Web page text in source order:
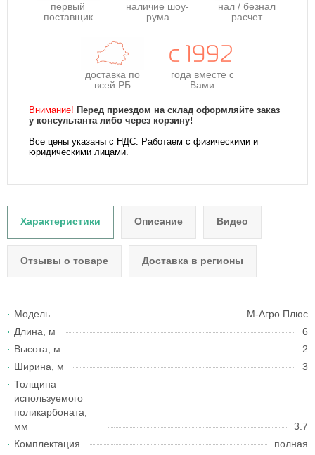
первый
поставщик
наличие шоу-
рума
нал / безнал
расчет
доставка по
всей РБ
года вместе с
Вами
Внимание! Перед приездом на склад оформляйте заказ
у консультанта либо через корзину!
Все цены указаны с НДС. Работаем с физическими и
юридическими лицами.
Характеристики Описание Видео
Отзывы о товаре Доставка в регионы
Модель
M-Агро Плюс
Длина, м
6
Высота, м
2
Ширина, м
3
Толщина
используемого
поликарбоната,
мм
3.7
Комплектация
полная